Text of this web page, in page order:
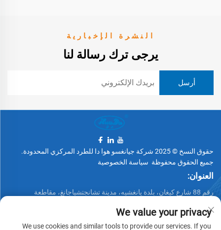
النشرة الإخبارية
يرجى ترك رسالة لنا
حقوق النسخ © 2025 شركة جيانغسو هوا دا للطرد المركزي المحدودة.
جميع الحقوق محفوظة سياسة الخصوصية
العنوان:
رقم 88 شارع كيغان، بلدة يانغشيه، مدينة تشانجتشياجانغ، مقاطعة
الهاتف:
We value your privacy
We use cookies and similar tools to provide our services. If you